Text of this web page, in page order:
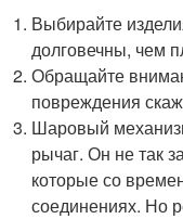
Выбирайте
долговечны, чем
Обращайте
повреждения
Шаровый
рычаг. Он не так
которые со
соединениях. Но